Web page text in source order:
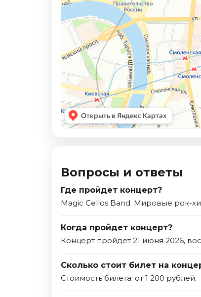
Вопросы и ответы
Где пройдет концерт?
Magic Cellos Band. Мировые рок-
Когда пройдет концерт?
Концерт пройдет 21 июня 2026,
Сколько стоит билет на
Стоимость билета: от 1 200 рублей.